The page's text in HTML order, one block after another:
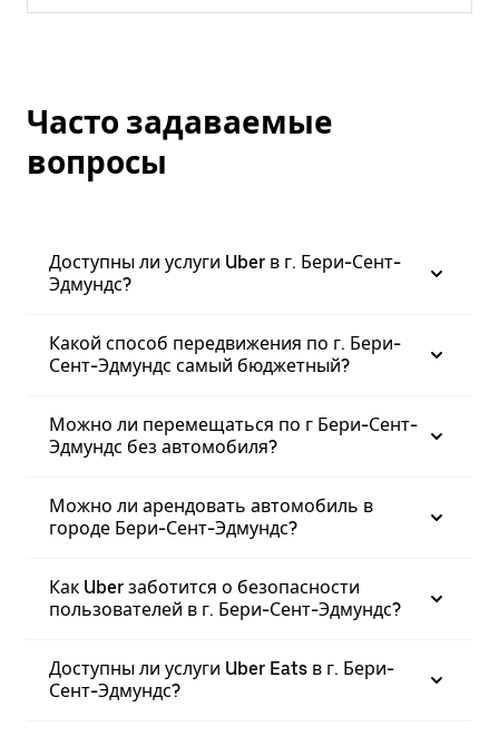
Часто задаваемые
вопросы
Доступны ли услуги Uber в г. Бери-Сент-
Эдмундс?
Какой способ передвижения по г. Бери-
Сент-Эдмундс самый бюджетный?
Можно ли перемещаться по г Бери-Сент-
Эдмундс без автомобиля?
Можно ли арендовать автомобиль в
городе Бери-Сент-Эдмундс?
Как Uber заботится о безопасности
пользователей в г. Бери-Сент-Эдмундс?
Доступны ли услуги Uber Eats в г. Бери-
Сент-Эдмундс?